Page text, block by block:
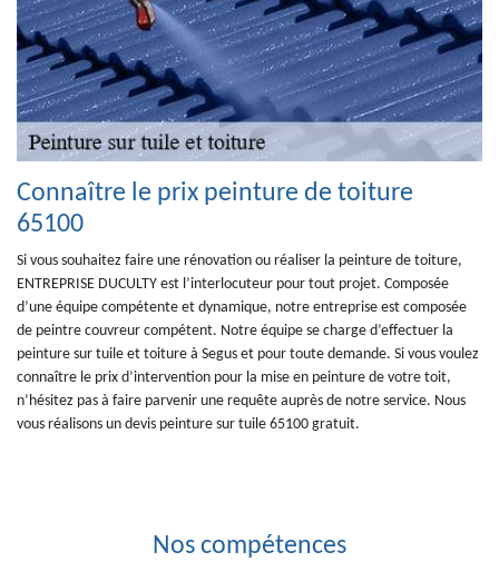
Connaître le prix peinture de toiture
65100
Si vous souhaitez faire une rénovation ou réaliser la peinture de toiture,
ENTREPRISE DUCULTY est l’interlocuteur pour tout projet. Composée
d’une équipe compétente et dynamique, notre entreprise est composée
de peintre couvreur compétent. Notre équipe se charge d’effectuer la
peinture sur tuile et toiture à Segus et pour toute demande. Si vous voulez
connaître le prix d’intervention pour la mise en peinture de votre toit,
n’hésitez pas à faire parvenir une requête auprès de notre service. Nous
vous réalisons un devis peinture sur tuile 65100 gratuit.
Nos compétences